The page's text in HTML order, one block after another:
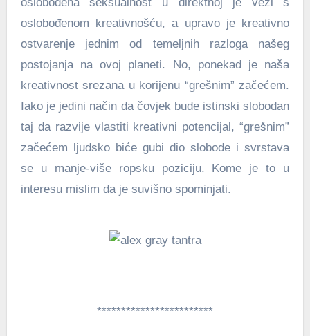
oslobođenom kreativnošću, a upravo je kreativno
ostvarenje jednim od temeljnih razloga našeg
postojanja na ovoj planeti. No, ponekad je naša
kreativnost srezana u korijenu “grešnim” začećem.
Iako je jedini način da čovjek bude istinski slobodan
taj da razvije vlastiti kreativni potencijal, “grešnim”
začećem ljudsko biće gubi dio slobode i svrstava
se u manje-više ropsku poziciju. Kome je to u
interesu mislim da je suvišno spominjati.
************************